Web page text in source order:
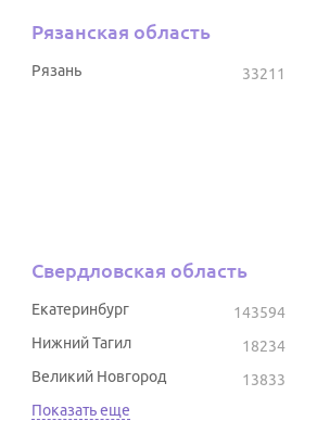
Рязанская область
33211
Рязань
Свердловская область
143594
Екатеринбург
18234
Нижний Тагил
13833
Великий Новгород
Показать еще